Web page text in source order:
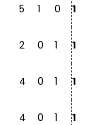
5 1 0 1
2 0 1 1
4 0 1 1
4 0 1 1